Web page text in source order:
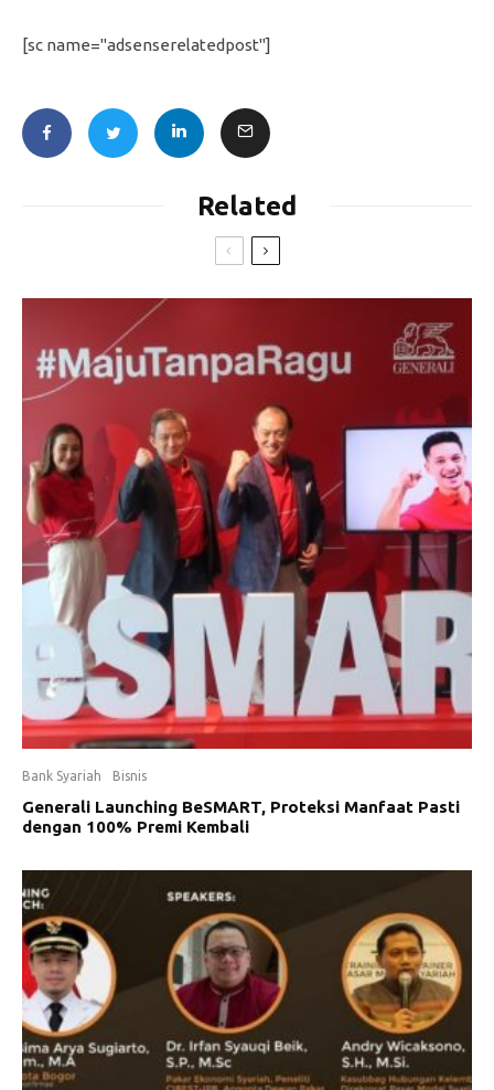
[sc name="adsenserelatedpost"]
Related
Bank Syariah Bisnis
Generali Launching BeSMART, Proteksi Manfaat Pasti
dengan 100% Premi Kembali